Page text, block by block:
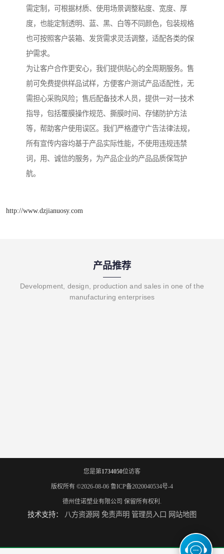
需定制，可根据材质、使用场景调整粘度、宽度、厚
度，也能定制透明、蓝、黑、白等不同颜色，包装规格
也可按照客户装箱、发货需求灵活调整，适配各类的保
护需求。
为让客户合作更安心，我们提供贴心的全周期服务。售
前可免费提供样品试样，方便客户测试产品适配性，无
需担心采购风险；售后配备技术人员，提供一对一技术
指导，包括覆膜操作规范、撕膜时间、存储防护方法
等，帮助客户使用误区。我们严格遵守广告法律法规，
所有宣传内容均基于产品实际性能，不使用违规违禁
词，用、诚信的服务，为产品企业的产品品质保驾护
航。
http://www.dzjianuosy.com
产品推荐
Development, design, production and sales in one of the
manufacturing enterprises
您是第1734050位访客
版权所有 ©2026-08-06 鲁ICP备2020040534号-4
德州佳诺塑业有限公司 保留所有权利.
技术支持： 八方资源网 免责声明 管理员入口 网站地图